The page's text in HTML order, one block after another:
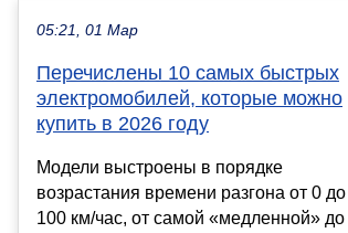
05:21, 01 Мар
Перечислены 10 самых быстрых
электромобилей, которые можно
купить в 2026 году
Модели выстроены в порядке
возрастания времени разгона от 0 до
100 км/час, от самой «медленной» до